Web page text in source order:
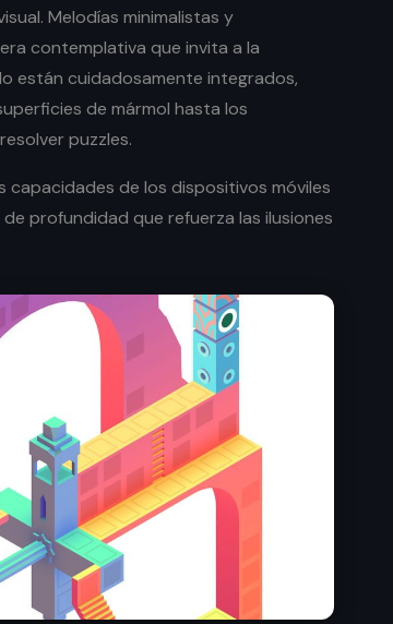
Melodías minimalistas y
contemplativa que invita a la
están cuidadosamente integrados,
de mármol hasta los
puzzles.
capacidades de los dispositivos móviles
profundidad que refuerza las ilusiones